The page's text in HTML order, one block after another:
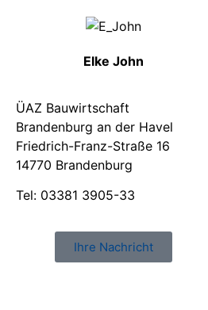
Elke John
ÜAZ Bauwirtschaft
Brandenburg an der Havel
Friedrich-Franz-Straße 16
14770 Brandenburg
Tel: 03381 3905-33
Ihre Nachricht